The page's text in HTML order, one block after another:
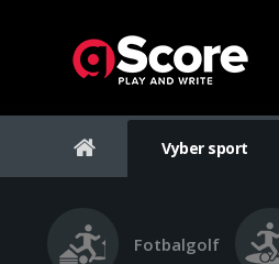
Vyber sport
Fotbalgolf